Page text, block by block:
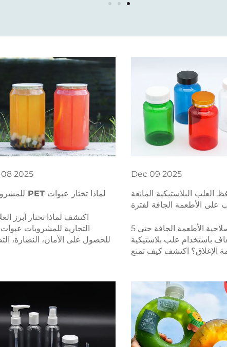
Dec 09 2025
العلب البلاستيكية المانعة
على الأطعمة الجافة لفترة
لماذا تمتد صلاحية الأطعمة الجافة حتى 5
باستخدام علب بلاستيكية
الإغلاق؟ اكتشف كيف تمنع
الأكسجين التفسخ والهدر
واحصل على الدليل المدعوم
بالعلم.
08 2025
لماذا تختار عبوات PET للمشروبات؟
اكتشف لماذا تختار أبرز
للحصول على الأمان، النضارة،